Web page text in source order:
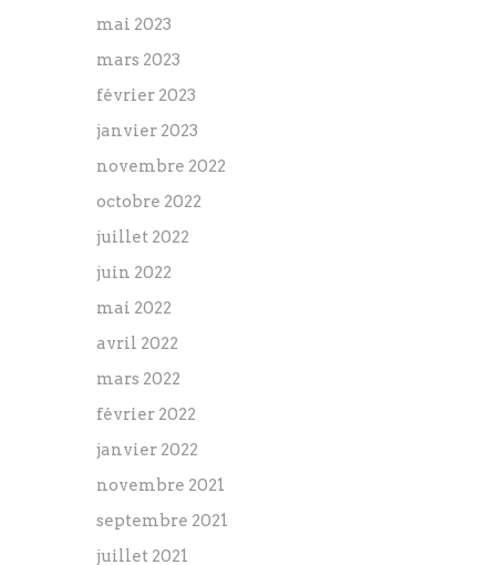
mai 2023
mars 2023
février 2023
janvier 2023
novembre 2022
octobre 2022
juillet 2022
juin 2022
mai 2022
avril 2022
mars 2022
février 2022
janvier 2022
novembre 2021
septembre 2021
juillet 2021